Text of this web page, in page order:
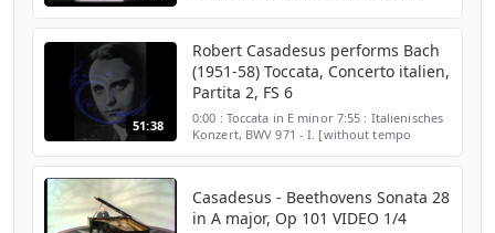
51:38
Robert Casadesus performs Bach
(1951-58) Toccata, Concerto italien,
Partita 2, FS 6
0:00 : Toccata in E minor 7:55 : Italienisches
Konzert, BWV 971 - I. [without tempo
Casadesus - Beethovens Sonata 28
in A major, Op 101 VIDEO 1/4